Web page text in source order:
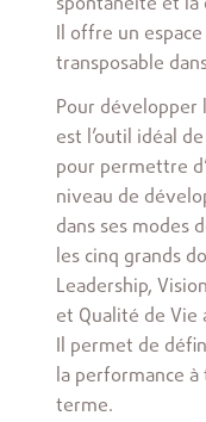
Il offre un
transposable
Pour développer
est l’outil idéal
pour permettre
niveau de
dans ses modes
les cinq grands
Leadership,
et Qualité de Vie
Il permet de
la performance à
terme.